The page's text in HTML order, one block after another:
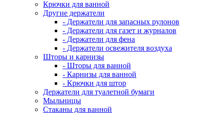
Крючки для ванной
Другие держатели
- Держатели для запасных рулонов
- Держатели для газет и журналов
- Держатели для фена
- Держатели освежителя воздуха
Шторы и карнизы
- Шторы для ванной
- Карнизы для ванной
- Крючки для штор
Держатели для туалетной бумаги
Мыльницы
Стаканы для ванной